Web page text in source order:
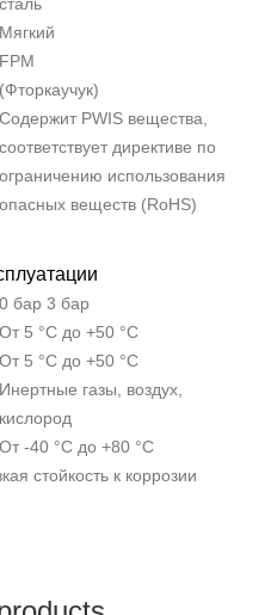
Мягкий
FPM
(Фторкаучук)
Содержит PWIS вещества,
соответствует директиве по
ограничению использования
опасных веществ (RoHS)
0 бар 3 бар
От 5 °C до +50 °C
От 5 °C до +50 °C
Инертные газы, воздух,
кислород
От -40 °C до +80 °C
стойкость к коррозии